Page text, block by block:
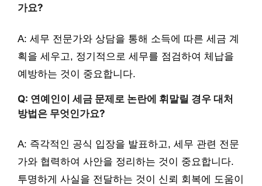
가요?
A: 세무 전문가와 상담을 통해 소득에 따른 세금 계
획을 세우고, 정기적으로 세무를 점검하여 체납을
예방하는 것이 중요합니다.
Q: 연예인이 세금 문제로 논란에 휘말릴 경우 대처
방법은 무엇인가요?
A: 즉각적인 공식 입장을 발표하고, 세무 관련 전문
가와 협력하여 사안을 정리하는 것이 중요합니다.
투명하게 사실을 전달하는 것이 신뢰 회복에 도움이